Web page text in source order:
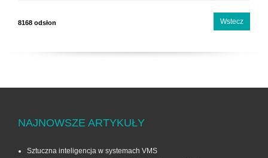
Wstecz
8168 odsłon
NAJNOWSZE ARTYKUŁY
Sztuczna inteligencja w systemach VMS